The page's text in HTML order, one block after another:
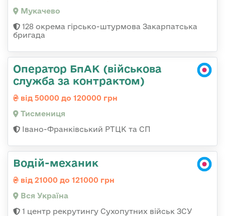
Мукачево
128 окрема гірсько-штурмова Закарпатська
бригада
Оператор БпАК (військова
служба за контрактом)
від 50000 до 120000 грн
Тисмениця
Івано-Франківський РТЦК та СП
Водій-механик
від 21000 до 121000 грн
Вся Україна
1 центр рекрутингу Сухопутних військ ЗСУ